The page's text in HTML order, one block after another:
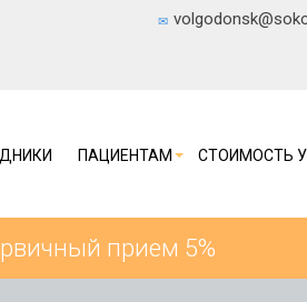
ПАЦИЕНТАМ СТОИМОСТЬ
прием 5%